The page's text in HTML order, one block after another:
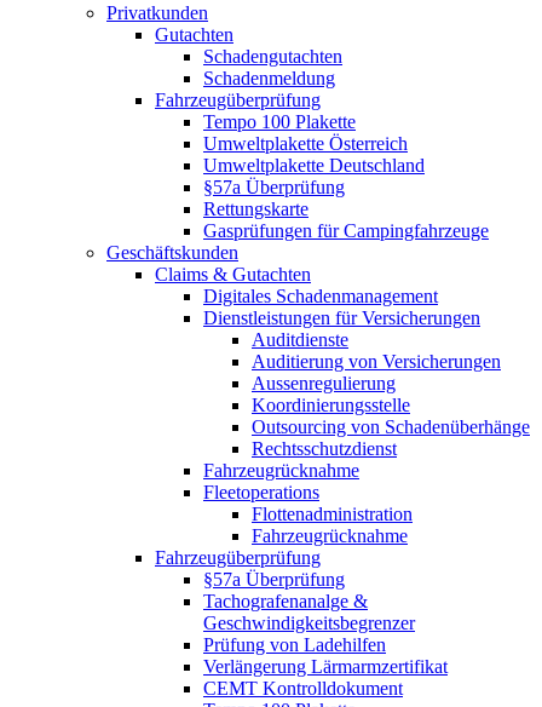
Privatkunden
Gutachten
Schadengutachten
Schadenmeldung
Fahrzeugüberprüfung
Tempo 100 Plakette
Umweltplakette Österreich
Umweltplakette Deutschland
§57a Überprüfung
Rettungskarte
Gasprüfungen für Campingfahrzeuge
Geschäftskunden
Claims & Gutachten
Digitales Schadenmanagement
Dienstleistungen für Versicherungen
Auditdienste
Auditierung von Versicherungen
Aussenregulierung
Koordinierungsstelle
Outsourcing von Schadenüberhänge
Rechtsschutzdienst
Fahrzeugrücknahme
Fleetoperations
Flottenadministration
Fahrzeugrücknahme
Fahrzeugüberprüfung
§57a Überprüfung
Tachografenanalge &
Geschwindigkeitsbegrenzer
Prüfung von Ladehilfen
Verlängerung Lärmarmzertifikat
CEMT Kontrolldokument